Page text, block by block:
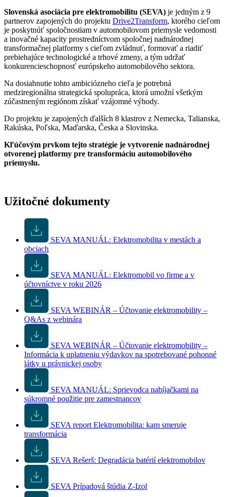
Slovenská asociácia pre elektromobilitu (SEVA) je jedným z 9
partnerov zapojených do projektu Drive2Transform, ktorého cieľom
je poskytnúť spoločnostiam v automobilovom priemysle vedomosti
a inovačné kapacity prostredníctvom spoločnej nadnárodnej
transformačnej platformy s cieľom zvládnuť, formovať a riadiť
prebiehajúce technologické a trhové zmeny, a tým udržať
konkurencieschopnosť európskeho automobilového sektora.
Na dosiahnutie tohto ambiciózneho cieľa je potrebná
medziregionálna strategická spolupráca, ktorá umožní všetkým
zúčastneným regiónom získať vzájomné výhody.
Do projektu je zapojených ďalších 8 klastrov z Nemecka, Talianska,
Rakúska, Poľska, Maďarska, Česka a Slovinska.
Kľúčovým prvkom tejto stratégie je vytvorenie nadnárodnej
otvorenej platformy pre transformáciu automobilového
priemyslu.
Užitočné dokumenty
SEVA MANUÁL: Elektromobilita v mestách a
obciach
SEVA MANUÁL: Elektromobil vo firme a v
účtovníctve v roku 2026
SEVA WEBINÁR – Účtovanie elektromobility –
Q&As z webinára
SEVA WEBINÁR – Účtovanie elektromobility –
Informácia k uplatneniu výdavkov na spotrebované pohonné
látky u právnickej osoby
SEVA MANUÁL: Sprievodca nabíjačkami na
súkromné použitie pre zamestnancov
SEVA report Elektromobilita: kam smeruje
transformácia
SEVA Rešerš: Degradácia batérií elektromobilov
SEVA Prípadová štúdia Z-Izol